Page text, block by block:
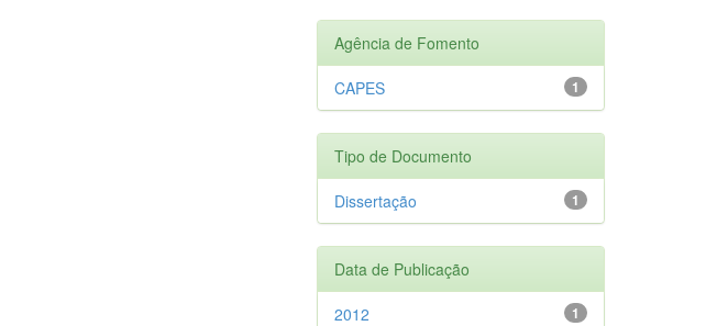
Agência de Fomento
1
CAPES
Tipo de Documento
1
Dissertação
Data de Publicação
1
2012